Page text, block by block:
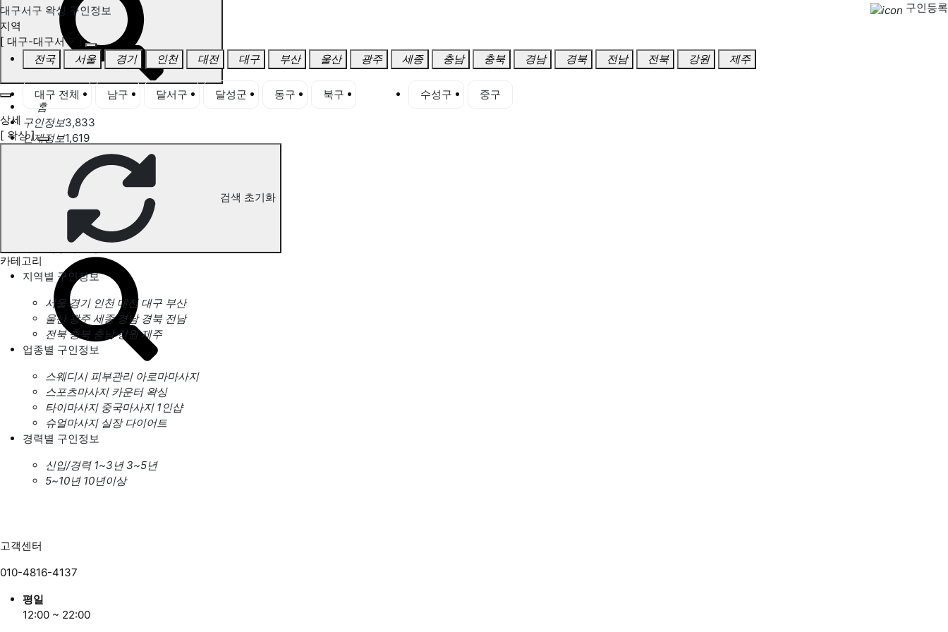
홈
구인정보3,833
인재정보1,619
고객센터
전국업체정보 마사지가이드
업체 서비스 관리
개인 서비스 관리
대구서구 왁싱 구인정보
구인등록
지역
[ 대구-대구서구 ]
전국
서울 경기 인천 대전 대구 부산 울산 광주 세종 충남 충북 경남 경북 전남 전북 강원 제주
대구 전체 남구 달서구 달성군 동구 북구 수성구
중구
상세
[ 왁싱 ]
검색 초기화
카테고리
지역별 구인정보
서울 경기 인천 대전 대구 부산
울산 광주 세종 경남 경북 전남
전북 충북 충남 강원 제주
업종별 구인정보
스웨디시 피부관리 아로마마사지
스포츠마사지 카운터 왁싱
타이마사지 중국마사지 1인샵
슈얼마사지 실장 다이어트
경력별 구인정보
신입/경력 1~3년 3~5년
5~10년 10년이상
고객센터
010-4816-4137
평일
12:00 ~ 22:00